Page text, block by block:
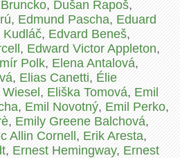
,Dušan Rapoš,
,Edmund Pascha,Eduard
Kudláč,Edvard Beneš,
,Edward Victor Appleton,
Polk,Elena Antalová,
,Elias Canetti,Élie
Wiesel,Eliška Tomová,Emil
,Emil Novotný,Emil Perko,
,Emily Greene Balchová,
Allin Cornell,Erik Aresta,
,Ernest Hemingway,Ernest